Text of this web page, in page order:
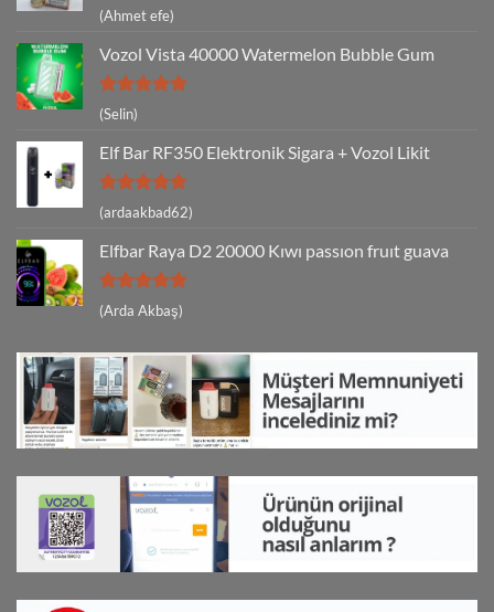
5 üzerinden
5
(Ahmet efe)
Vozol Vista 40000 Watermelon Bubble Gum
5 üzerinden
5
oy aldı
(Selin)
Elf Bar RF350 Elektronik Sigara + Vozol Likit
5 üzerinden
5
(ardaakbad62)
Elfbar Raya D2 20000 Kıwı passıon fruıt guava
5 üzerinden
5
(Arda Akbaş)